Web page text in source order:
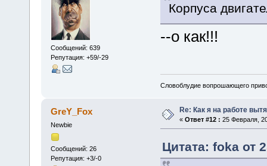
Сообщений: 639
Репутация: +59/-29
Корпуса
--о как!!!
Словоблудие вопрошающего
GreY_Fox
Newbie
Сообщений: 26
Репутация: +3/-0
Re: Как я на работе
« Ответ #12 : 25 Февраля,
Цитата: foka от